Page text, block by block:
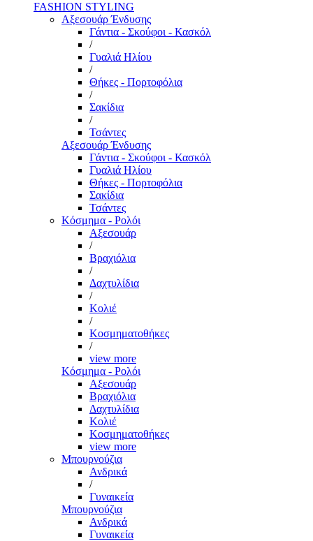
FASHION STYLING
Αξεσουάρ Ένδυσης
Γάντια - Σκούφοι - Κασκόλ
/
Γυαλιά Ηλίου
/
Θήκες - Πορτοφόλια
/
Σακίδια
/
Τσάντες
Αξεσουάρ Ένδυσης
Γάντια - Σκούφοι - Κασκόλ
Γυαλιά Ηλίου
Θήκες - Πορτοφόλια
Σακίδια
Τσάντες
Κόσμημα - Ρολόι
Αξεσουάρ
/
Βραχιόλια
/
Δαχτυλίδια
/
Κολιέ
/
Κοσμηματοθήκες
/
view more
Κόσμημα - Ρολόι
Αξεσουάρ
Βραχιόλια
Δαχτυλίδια
Κολιέ
Κοσμηματοθήκες
view more
Μπουρνούζια
Ανδρικά
/
Γυναικεία
Μπουρνούζια
Ανδρικά
Γυναικεία